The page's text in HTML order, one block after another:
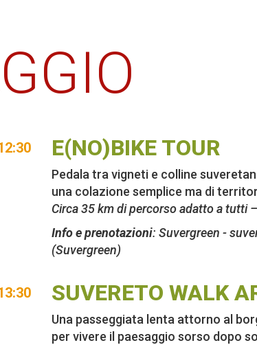
E(NO)BIKE TOUR
Pedala tra vigneti e colline
una colazione semplice ma di
Circa 35 km di percorso adatto a tutti
Info e prenotazioni: Suvergreen -
(Suvergreen)
SUVERETO WALK
Una passeggiata lenta attorno al
per vivere il paesaggio sorso dopo